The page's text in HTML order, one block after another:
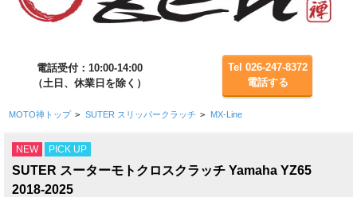
電話受付：10:00-14:00
（土日、休業日を除く）
Tel 026-247-8372
電話する
MOTO禅トップ > SUTER スリッパークラッチ > MX-Line
NEW PICK UP
SUTER スーターモトクロスクラッチ Yamaha YZ65
2018-2025